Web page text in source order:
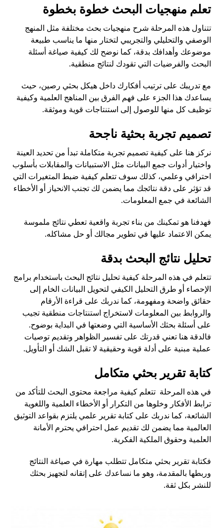
تعلم منهجيات البحث خطوة بخطوة
تتناول هذه المرحلة شرح منهجيات بحث مختلفة مثل المنهج
الوصفي والتحليلي والتجريبي لتختار منها ما يناسب طبيعة
موضوعك وأهدافك بدقة، كما نوضح لك كيفية صياغة أسئلة
البحث والفرضيات التي تقودك لنتائج منطقية.
مع تدريبك على ترتيب أفكارك داخل هيكل بحثي رصين، حيث
يساعدك هذا الجزء على فهم الفرق بين المناهج العلمية وكيفية
توظيف كل منها للوصول إلى استنتاجات قوية وموثقة.
تصميم تجربة بحثية ناجحة
نركز هنا على كيفية تصميم تجربة متكاملة تبدأ من تحديد العينة
واختيار أدوات جمع البيانات مثل الاستبيانات والمقابلات بأسلوب
احترافي وعلمي، كذلك سوف تتعلم كيفية ضبط المتغيرات التي
قد تؤثر على دقة نتائجك مما يضمن لك تجنب الانحياز أو الأخطاء
الشائعة في جمع المعلومات.
فهدفنا هو تمكينك من بناء تجربة واقعية تعطي نتائج ملموسة
يمكن الاعتماد عليها في تطوير مجالك أو حل مشاكله.
تحليل نتائج البحث بدقة
تتعلم في هذه المرحلة كيفية تحليل نتائج البحث باستخدام برامج
الإحصاء أو طرق التحليل الكيفي لتحويل البيانات الخام إلى
حقائق واضحة ومفهومة، كما ندربك على قراءة الأرقام
والروابط بين المعلومات لاستخراج استنتاجات منطقية تجيب
على أسئلة بحثك الأساسية التي وضعتها في البداية بوضوح.
فالدقة هنا تعني قدرتك على تفسير الظواهر وتقديم توصيات
عملية مبنية على أدلة قوية وحقيقية لا تقبل الشك أو التأويل.
كتابة تقرير بحثي متكامل
في هذه المرحلة تتعلم كيفية مراجعة محتوى البحث للتأكد من
ترابط الأفكار وخلوها من التكرار أو الأخطاء العلمية واللغوية
الشائعة، كما ندربك على كتابة تقرير علمي يلتزم بقواعد التوثيق
العالمية مما يضمن لك تقديم عمل احترافي يحترم الأمانة
العلمية وحقوق الملكية الفكرية.
فكتابة تقرير بحثي متكامل تتطلب مهارة في صياغة النتائج
وربطها بالمقدمة، وهو ما نساعدك على إتقانه لتجهيز بحثك
للنشر بكل ثقة.